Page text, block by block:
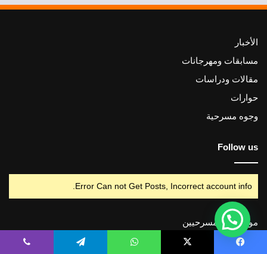
الأخبار
مسابقات ومهرجانات
مقالات ودراسات
حوارات
وجوه مسرحية
Follow us
Error Can not Get Posts, Incorrect account info.
موسوعة المسرحيين
شوف مسرح